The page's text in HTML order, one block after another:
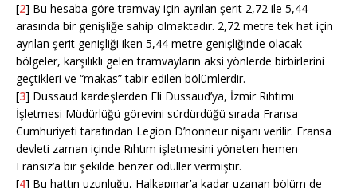
[2] Bu hesaba göre tramvay için ayrılan şerit 2,72 ile 5,44
arasında bir genişliğe sahip olmaktadır. 2,72 metre tek hat için
ayrılan şerit genişliği iken 5,44 metre genişliğinde olacak
bölgeler, karşılıklı gelen tramvayların aksi yönlerde birbirlerini
geçtikleri ve “makas” tabir edilen bölümlerdir.
[3] Dussaud kardeşlerden Eli Dussaud’ya, İzmir Rıhtımı
İşletmesi Müdürlüğü görevini sürdürdüğü sırada Fransa
Cumhuriyeti tarafından Legion D’honneur nişanı verilir. Fransa
devleti zaman içinde Rıhtım işletmesini yöneten hemen
Fransız’a bir şekilde benzer ödüller vermiştir.
[4] Bu hattın uzunluğu, Halkapınar’a kadar uzanan bölüm de